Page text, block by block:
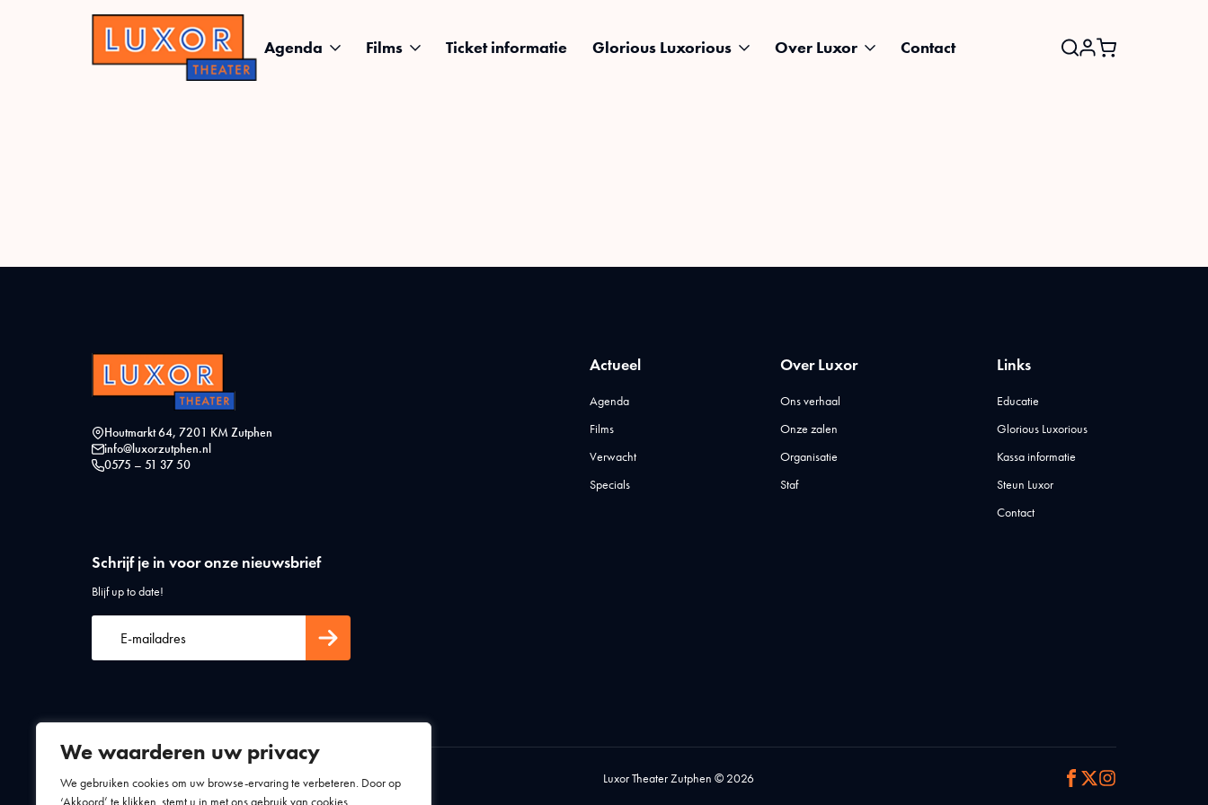
We waarderen uw privacy
We gebruiken cookies om uw browse-ervaring te verbeteren. Door op
‘Akkoord’ te klikken, stemt u in met ons gebruik van cookies.
Agenda Films Ticket informatie Glorious Luxorious Over Luxor
Contact
Houtmarkt 64, 7201 KM Zutphen
info@luxorzutphen.nl
0575 – 51 37 50
Actueel
Agenda
Films
Verwacht
Specials
Over Luxor
Ons verhaal
Onze zalen
Organisatie
Staf
Links
Educatie
Glorious Luxorious
Kassa informatie
Steun Luxor
Contact
Schrijf je in voor onze nieuwsbrief
Blijf up to date!
Algemene voorwaardenPrivacy statement Luxor Theater Zutphen © 2026